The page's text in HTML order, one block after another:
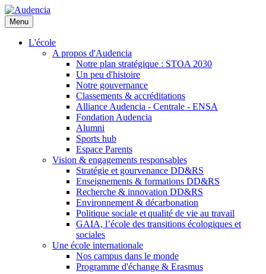
Aller
au
contenu
principal
Menu
L'école
A propos d'Audencia
Notre plan stratégique : STOA 2030
Un peu d'histoire
Notre gouvernance
Classements & accréditations
Alliance Audencia - Centrale - ENSA
Fondation Audencia
Alumni
Sports hub
Espace Parents
Vision & engagements responsables
Stratégie et gourvenance DD&RS
Enseignements & formations DD&RS
Recherche & innovation DD&RS
Environnement & décarbonation
Politique sociale et qualité de vie au travail
GAIA, l’école des transitions écologiques et
sociales
Une école internationale
Nos campus dans le monde
Programme d'échange & Erasmus